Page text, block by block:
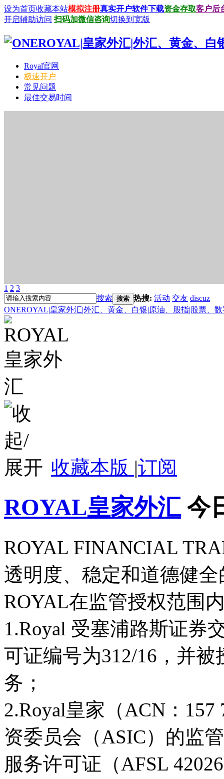
设为首页收藏本站模拟注册真实开户软件下载资金存取客户后
开启辅助访问 扫码加微信咨询切换到宽版
Royal官网
极速开户
常见问题
最佳交易时间
1 2 3
搜索 搜索 热搜: 活动 交友 discuz
ONEROYAL|皇家外汇|外汇、黄金、白银|原油、股指|股票、
收藏本版 |订阅
ROYAL皇家外汇 今
ROYAL FINANCIAL
透明度、稳定和道德健
ROYAL在监管授权范围
1.Royal 受塞浦路斯证券
可证编号为312/16，并
务；
2.Royal皇家（ACN：
资委员会（ASIC）的监
服务许可证（AFSL